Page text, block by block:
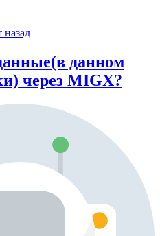
назад
данном
через MIGX?